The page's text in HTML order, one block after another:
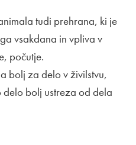
tudi prehrana, ki je
vsakdana in vpliva v
počutje.
bolj za delo v živilstvu,
delo bolj ustreza od dela